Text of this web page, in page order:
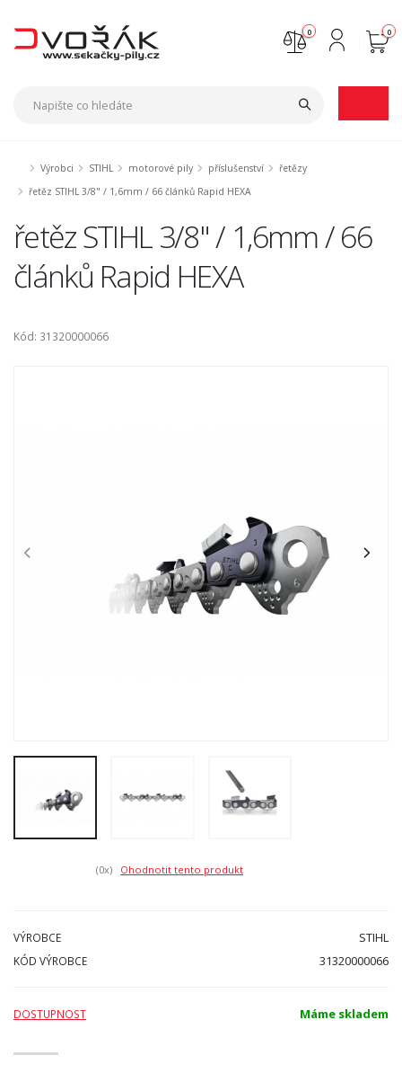
0
0
Výrobci STIHL motorové pily příslušenství
řetězy
řetěz STIHL 3/8" / 1,6mm / 66 článků Rapid HEXA
řetěz STIHL 3/8" / 1,6mm / 66
článků Rapid HEXA
Kód: 31320000066
(0x) Ohodnotit tento produkt
VÝROBCE STIHL
KÓD VÝROBCE 31320000066
DOSTUPNOST Máme skladem